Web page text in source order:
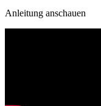
Anleitung anschauen